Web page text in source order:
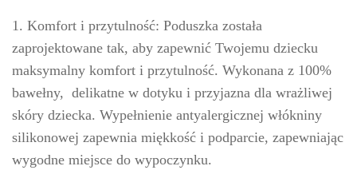
1. Komfort i przytulność: Poduszka została
zaprojektowane tak, aby zapewnić Twojemu dziecku
maksymalny komfort i przytulność. Wykonana z 100%
bawełny, delikatne w dotyku i przyjazna dla wrażliwej
skóry dziecka. Wypełnienie antyalergicznej włókniny
silikonowej zapewnia miękkość i podparcie, zapewniając
wygodne miejsce do wypoczynku.